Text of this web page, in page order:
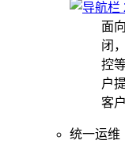
面
闭
控
户
客
统一运维